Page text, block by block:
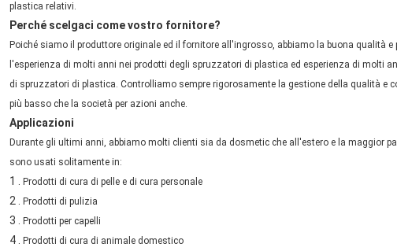
plastica relativi.
Perché scelgaci come vostro fornitore?
Poiché siamo il produttore originale ed il fornitore all'ingrosso, abbiamo la buona qualità
l'esperienza di molti anni nei prodotti degli spruzzatori di plastica ed esperienza di molti
di spruzzatori di plastica. Controlliamo sempre rigorosamente la gestione della qualità e
più basso che la società per azioni anche.
Applicazioni
Durante gli ultimi anni, abbiamo molti clienti sia da dosmetic che all'estero e la maggior
sono usati solitamente in:
1 . Prodotti di cura di pelle e di cura personale
2 . Prodotti di pulizia
3 . Prodotti per capelli
4 . Prodotti di cura di animale domestico